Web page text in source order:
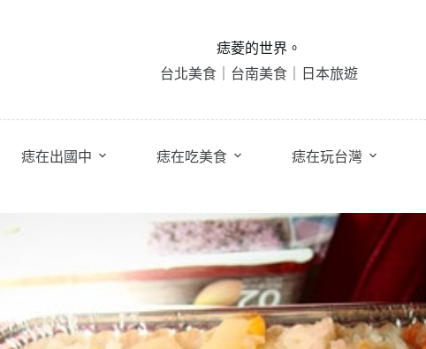
痣菱的世界。
台北美食｜台南美食｜日本旅遊
痣在出國中 痣在吃美食 痣在玩台灣